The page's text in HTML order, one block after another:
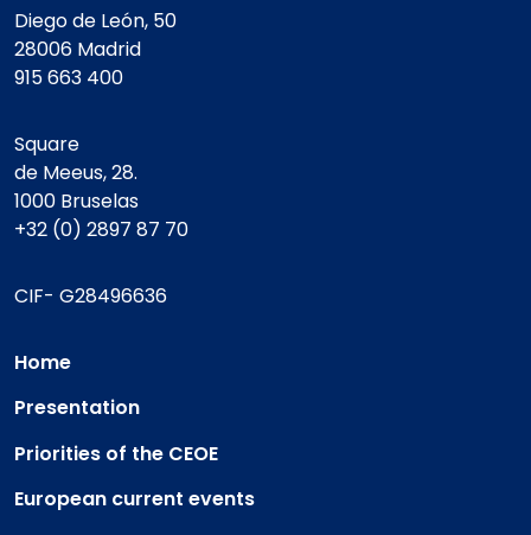
Diego de León, 50
28006 Madrid
915 663 400
Square
de Meeus, 28.
1000 Bruselas
+32 (0) 2897 87 70
CIF- G28496636
Home
Presentation
Priorities of the CEOE
European current events